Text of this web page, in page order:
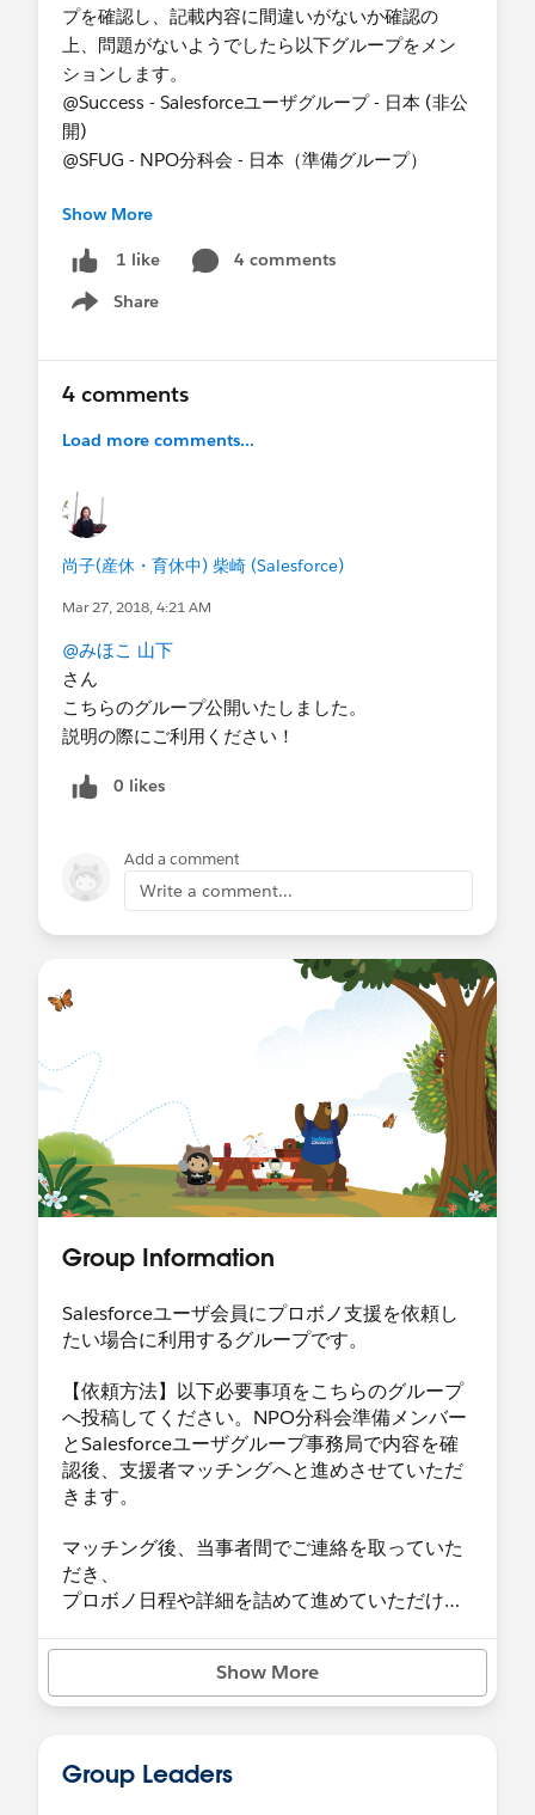
・支援形態
-対面形式
・支援時期
-1～2ヶ月以内
（可能なら年内を希望しますがお忙しければ来年
でもお時間合わせます。）
もしご相談やご支援が可能な場合、
当NPOからの参加者
代表理事 広瀬留美
システム担当 鈴木拓 （会社経営者、朝カフェ
の会主催者、SE）
NPO法人森林浴音楽会理事 渡辺たけし（中野区
議会議員 ）
その他、2，3名（当NPO支援者や理事等）
NPO監事 馬淵宏真（公認会計士）
例えば便利なオプション機能を追加する場合
料金は幾らなのか？
費用面が気になる。
（時間が合えば参加するが、仕事が入れば不参
加）
興味はありますが、よくわからないから
NPOのお仕事の優先順位から外れている感じで
※可能でしたらプロボノ相談会で
ご相談させて頂いた
（難しそうでしたら、他の詳しい方に
色々質問したいです。！）
上記記載事項で
不明点、確認点等ございましたら
ご連絡願います。
先ずは支援可能か否か
よろしくお願いいたします。
------------------------------
NPO法人森林浴音楽会
代表理事 広瀬留美
Mail :ongaku0414@gmail.com
：info@shinrinyoku.or.jp
WEBhttps://shinrinyoku.or.jp/
プを確認し、記載内容に間違いがないか確認の
上、問題がないようでしたら以下グループをメン
ションします。
@Success - Salesforceユーザグループ - 日本 (非公
開)
@SFUG - NPO分科会 - 日本（準備グループ）
3、支援希望者と対応者がマッチングしましたら、
そこからは各自メッセージなどで詳細を決めてい
ただく流れを考えております。
(ユーザグループ会員の方＝「Success - Salesforce
公開のグループのため、ユーザグループ会員以外
ントをいただく可能性がございますが、その際は
ただくようご案内を差し上げる次第でございま
す。
す。
Show More
1 like
4 comments
Share
Show menu
4 comments
Load more comments...
尚子(産休・育休中) 柴崎 (Salesforce)
Mar 27, 2018, 4:21 AM
@みほこ 山下
さん
こちらのグループ公開いたしました。
説明の際にご利用ください！
0 likes
Add a comment
Write a comment...
Group Information
Salesforceユーザ会員にプロボノ支援を依頼し
たい場合に利用するグループです。
【依頼方法】以下必要事項をこちらのグループ
へ投稿してください。NPO分科会準備メンバー
とSalesforceユーザグループ事務局で内容を確
認後、支援者マッチングへと進めさせていただ
きます。
マッチング後、当事者間でご連絡を取っていた
だき、
プロボノ日程や詳細を詰めて進めていただけれ
・団体ミッション/活動内容
・ライセンス数
Show More
Group Leaders